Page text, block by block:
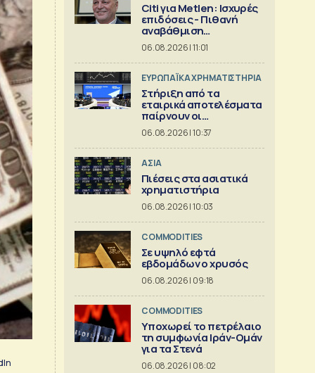
Citi για Metlen: Ισχυρές
επιδόσεις - Πιθανή
αναβάθμιση
προβλέψεων
06.08.2026 | 11:01
ΕΥΡΩΠΑΪΚΑ ΧΡΗΜΑΤΙΣΤΗΡΙΑ
Στήριξη από τα
εταιρικά αποτελέσματα
παίρνουν οι
ευρωαγορές
06.08.2026 | 10:37
ΑΣΙΑ
Πιέσεις στα ασιατικά
χρηματιστήρια
06.08.2026 | 10:03
COMMODITIES
Σε υψηλό εφτά
εβδομάδων ο χρυσός
06.08.2026 | 09:18
COMMODITIES
Υποχωρεί το πετρέλαιο
τη συμφωνία Ιράν-Ομάν
για τα Στενά
06.08.2026 | 08:02